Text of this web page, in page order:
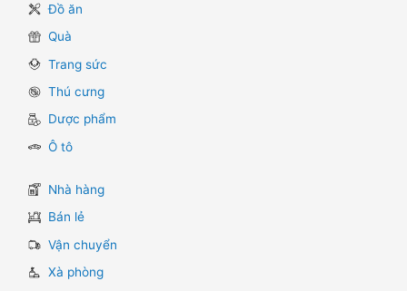
Đồ ăn
Quà
Trang sức
Thú cưng
Dược phẩm
Ô tô
Nhà hàng
Bán lẻ
Vận chuyển
Xà phòng